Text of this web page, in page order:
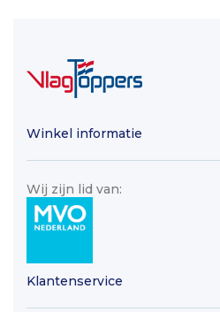
Winkel informatie
Wij zijn lid van:
Klantenservice